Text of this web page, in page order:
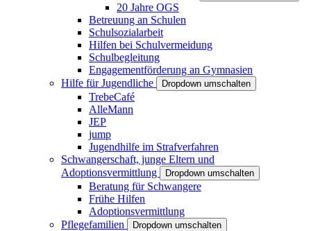
20 Jahre OGS
Betreuung an Schulen
Schulsozialarbeit
Hilfen bei Schulvermeidung
Schulbegleitung
Engagementförderung an Gymnasien
Hilfe für Jugendliche
Dropdown umschalten
TrebeCafé
AlleMann
JEP
jump
Jugendhilfe im Strafverfahren
Schwangerschaft, junge Eltern und
Adoptionsvermittlung
Dropdown umschalten
Beratung für Schwangere
Frühe Hilfen
Adoptionsvermittlung
Pflegefamilien
Dropdown umschalten